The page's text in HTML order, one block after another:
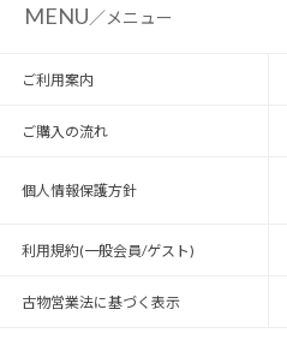
MENU／メニュー
ご利用案内
ご購入の流れ
個人情報保護方針
利用規約(一般会員/ゲスト)
古物営業法に基づく表示